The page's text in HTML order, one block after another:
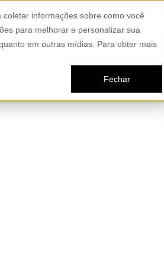
informações sobre como você
para melhorar e personalizar sua
em outras mídias. Para obter mais
Fechar
brands Certifications